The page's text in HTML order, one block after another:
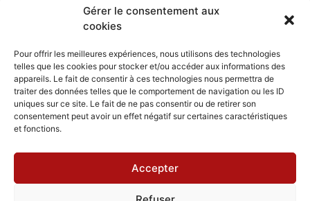
Gérer le consentement aux
cookies
Pour offrir les meilleures expériences, nous utilisons des technologies
telles que les cookies pour stocker et/ou accéder aux informations des
appareils. Le fait de consentir à ces technologies nous permettra de
traiter des données telles que le comportement de navigation ou les ID
uniques sur ce site. Le fait de ne pas consentir ou de retirer son
consentement peut avoir un effet négatif sur certaines caractéristiques
et fonctions.
Accepter
DÉCOUVRIR
Les compositeurs
Le répertoire
PARTAGER
Inviter
Feedback
ACCORDISSIMO
Les séjours
musicaux
Accordissimo
L'application